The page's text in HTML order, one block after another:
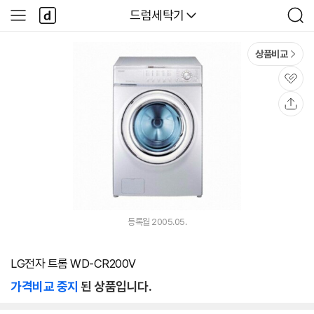
다나와
드럼세탁기
검
색
사
이
다
나
와
상품비교
관
심
등록월 2005.05.
LG전자 트롬 WD-CR200V
가격비교 중지 된 상품입니다.